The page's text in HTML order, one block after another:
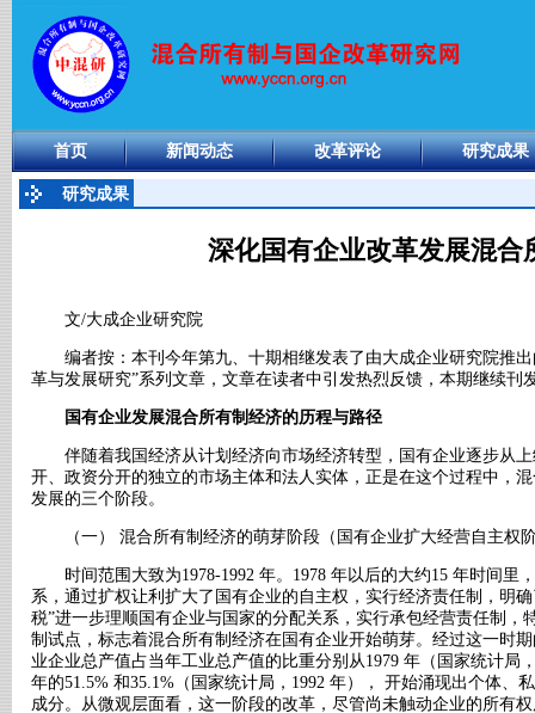
首页 新闻动态 改革评论 研究成果
研究成果
深化国有企业改革发展混合
文/大成企业研究院
编者按：本刊今年第九、十期相继发表了由大成企业研究院推出
革与发展研究”系列文章，文章在读者中引发热烈反馈，本期继续刊
国有企业发展混合所有制经济的历程与路径
伴随着我国经济从计划经济向市场经济转型，国有企业逐步从上
开、政资分开的独立的市场主体和法人实体，正是在这个过程中，
发展的三个阶段。
（一） 混合所有制经济的萌芽阶段（国有企业扩大经营自主权
时间范围大致为1978-1992 年。1978 年以后的大约15 年时间里
系，通过扩权让利扩大了国有企业的自主权，实行经济责任制，明
税”进一步理顺国有企业与国家的分配关系，实行承包经营责任制，
制试点，标志着混合所有制经济在国有企业开始萌芽。经过这一时
业企业总产值占当年工业总产值的比重分别从1979 年（国家统计局
年的51.5% 和35.1%（国家统计局，1992 年）， 开始涌现出个体、
成分。从微观层面看，这一阶段的改革，尽管尚未触动企业的所有